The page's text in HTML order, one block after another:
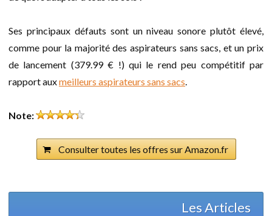
Ses principaux défauts sont un niveau sonore plutôt élevé,
comme pour la majorité des aspirateurs sans sacs, et un prix
de lancement (379.99 € !) qui le rend peu compétitif par
rapport auxmeilleurs aspirateurs sans sacs.
Note:
Consulter toutes les offres sur Amazon.fr
Les Articles